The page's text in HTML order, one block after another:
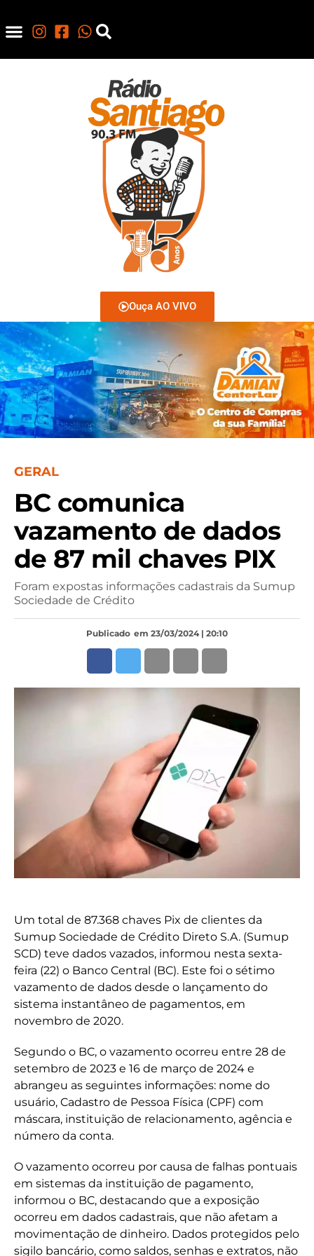
Ouça AO VIVO
GERAL
BC comunica
vazamento de dados
de 87 mil chaves PIX
Foram expostas informações cadastrais da Sumup
Sociedade de Crédito
Publicado em 23/03/2024 | 20:10
Um total de 87.368 chaves Pix de clientes da
Sumup Sociedade de Crédito Direto S.A. (Sumup
SCD) teve dados vazados, informou nesta sexta-
feira (22) o Banco Central (BC). Este foi o sétimo
vazamento de dados desde o lançamento do
sistema instantâneo de pagamentos, em
novembro de 2020.
Segundo o BC, o vazamento ocorreu entre 28 de
setembro de 2023 e 16 de março de 2024 e
abrangeu as seguintes informações: nome do
usuário, Cadastro de Pessoa Física (CPF) com
máscara, instituição de relacionamento, agência e
número da conta.
O vazamento ocorreu por causa de falhas pontuais
em sistemas da instituição de pagamento,
informou o BC, destacando que a exposição
ocorreu em dados cadastrais, que não afetam a
movimentação de dinheiro. Dados protegidos pelo
sigilo bancário, como saldos, senhas e extratos, não